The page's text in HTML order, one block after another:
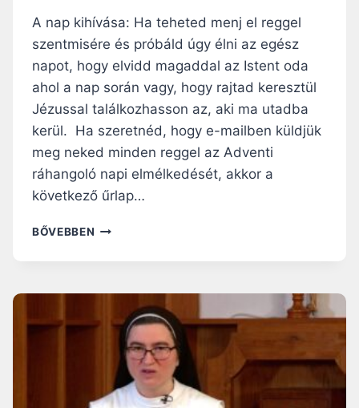
A nap kihívása: Ha teheted menj el reggel
szentmisére és próbáld úgy élni az egész
napot, hogy elvidd magaddal az Istent oda
ahol a nap során vagy, hogy rajtad keresztül
Jézussal találkozhasson az, aki ma utadba
kerül. Ha szeretnéd, hogy e-mailben küldjük
meg neked minden reggel az Adventi
ráhangoló napi elmélkedését, akkor a
következő űrlap…
BŐVEBBEN ADVENTI
ISTENNEL